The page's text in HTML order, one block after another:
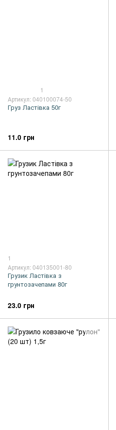
1
Артикул: 040100074-50
Груз Ластівка 50г
11.0 грн
1
Артикул: 040135001-80
Грузик Ластівка з
грунтозачепами 80г
23.0 грн